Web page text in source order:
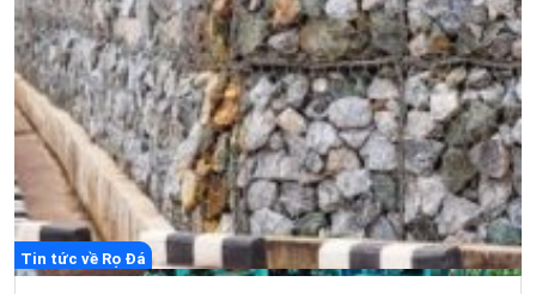
Tin tức về Rọ Đá